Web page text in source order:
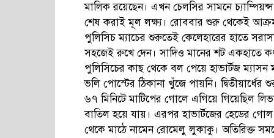
মালিক রয়েছেন। এখন চেলসির সামনে
শেষ করাই মূল লক্ষ্য। রোববার শুরু থেকেই
পুলিসিচ ম্যাচের শুরুতেই কেলেহারের হাতে
সহজেই রুখে দেন। সাদিও মানের শট একহাতে
পুলিসিচের কাছ থেকে বল পেয়ে হাভার্টজ
ভলি পোস্টের ঠিকানা খুঁজে পায়নি।
৬৭ মিনিটে মাটিপের গোলে এগিয়ে গিয়েছিল
বাতিল হয়ে যায়। এরপর হাভার্টজের হেডের
থেকে মাঠে নামেন রোমেলু লুকাকু। অতিরিক্ত